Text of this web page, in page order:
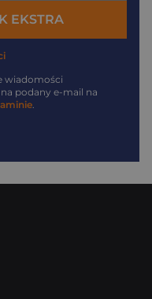
EKSTRA
wiadomości
podany e-mail na
.